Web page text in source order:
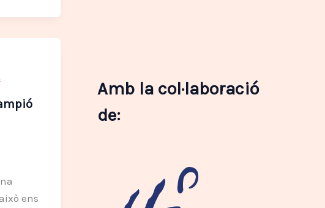
ens
Amb la col·laboració
de: